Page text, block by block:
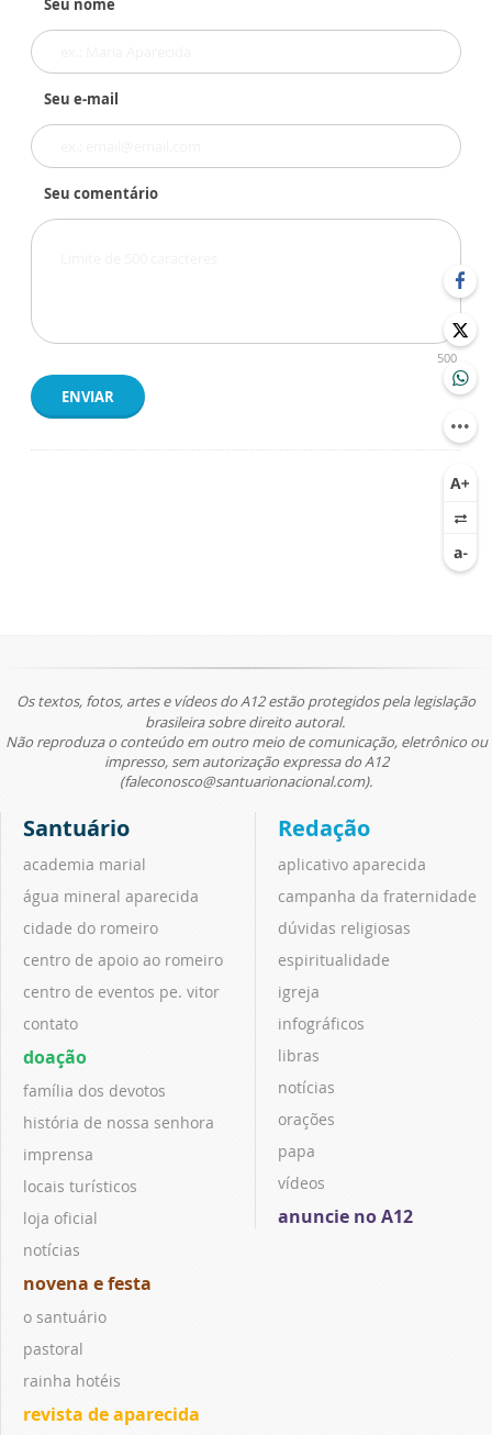
Seu nome
Seu e-mail
Seu comentário
500
ENVIAR
Os textos, fotos, artes e vídeos do A12 estão protegidos pela legislação
brasileira sobre direito autoral.
Não reproduza o conteúdo em outro meio de comunicação, eletrônico ou
impresso, sem autorização expressa do A12
(faleconosco@santuarionacional.com).
Santuário
academia marial
água mineral aparecida
cidade do romeiro
centro de apoio ao romeiro
centro de eventos pe. vitor
contato
doação
família dos devotos
história de nossa senhora
imprensa
locais turísticos
loja oficial
notícias
novena e festa
o santuário
pastoral
rainha hotéis
revista de aparecida
Redação
aplicativo aparecida
campanha da fraternidade
dúvidas religiosas
espiritualidade
igreja
infográficos
libras
notícias
orações
papa
vídeos
anuncie no A12